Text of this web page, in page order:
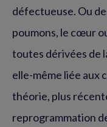
défectueuse. Ou
poumons, le cœur
toutes dérivées de
elle-même liée aux
théorie, plus
reprogrammation